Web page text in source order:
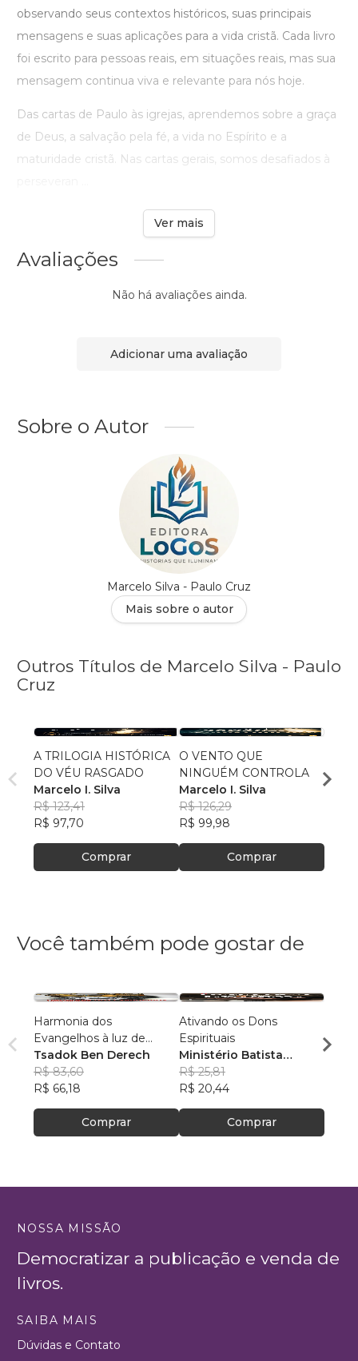
observando seus contextos históricos, suas principais
mensagens e suas aplicações para a vida cristã. Cada livro
foi escrito para pessoas reais, em situações reais, mas sua
mensagem continua viva e relevante para nós hoje.
Das cartas de Paulo às igrejas, aprendemos sobre a graça
de Deus, a salvação pela fé, a vida no Espírito e a
maturidade cristã. Nas cartas gerais, somos desafiados à
Ver mais
Avaliações
Não há avaliações ainda.
Adicionar uma avaliação
Sobre o Autor
Marcelo Silva - Paulo Cruz
Mais sobre o autor
Outros Títulos de Marcelo Silva - Paulo
Cruz
A TRILOGIA HISTÓRICA
DO VÉU RASGADO
Marcelo I. Silva
R$ 123,41
R$ 97,70
Comprar
O VENTO QUE
NINGUÉM CONTROLA
Marcelo I. Silva
R$ 126,29
R$ 99,98
Comprar
Você também pode gostar de
Harmonia dos
Evangelhos à luz de
manuscritos aramaicos e
da cultura judaica
Tsadok Ben Derech
R$ 83,60
R$ 66,18
Comprar
Ativando os Dons
Espirituais
Ministério Batista
Ebenézer
R$ 25,81
R$ 20,44
Comprar
Luiz
R$
NOSSA MISSÃO
Democratizar a publicação e venda de
livros.
SAIBA MAIS
Dúvidas e Contato